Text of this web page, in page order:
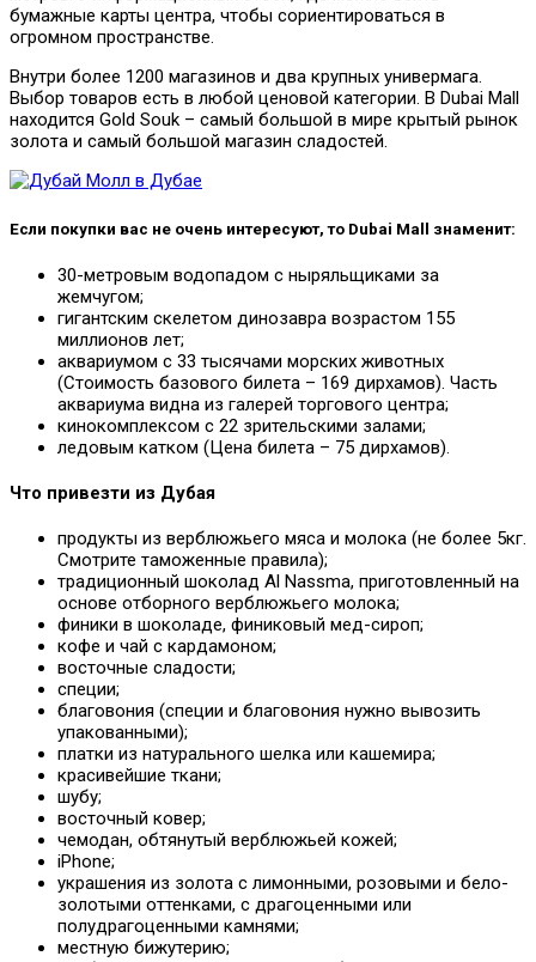
бумажные карты центра, чтобы сориентироваться в
огромном пространстве.
Внутри более 1200 магазинов и два крупных универмага.
Выбор товаров есть в любой ценовой категории. В Dubai Mall
находится Gold Souk – самый большой в мире крытый рынок
золота и самый большой магазин сладостей.
Если покупки вас не очень интересуют, то Dubai Mall знаменит:
30-метровым водопадом с ныряльщиками за
жемчугом;
гигантским скелетом динозавра возрастом 155
миллионов лет;
аквариумом с 33 тысячами морских животных
(Стоимость базового билета – 169 дирхамов). Часть
аквариума видна из галерей торгового центра;
кинокомплексом с 22 зрительскими залами;
ледовым катком (Цена билета – 75 дирхамов).
Что привезти из Дубая
продукты из верблюжьего мяса и молока (не более 5кг.
Смотрите таможенные правила);
традиционный шоколад Al Nassma, приготовленный на
основе отборного верблюжьего молока;
финики в шоколаде, финиковый мед-сироп;
кофе и чай с кардамоном;
восточные сладости;
специи;
благовония (специи и благовония нужно вывозить
упакованными);
платки из натурального шелка или кашемира;
красивейшие ткани;
шубу;
восточный ковер;
чемодан, обтянутый верблюжьей кожей;
iPhone;
украшения из золота с лимонными, розовыми и бело-
золотыми оттенками, с драгоценными или
полудрагоценными камнями;
местную бижутерию;